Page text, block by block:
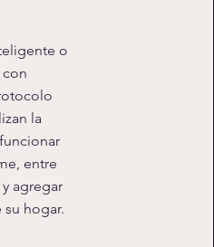
o
la
entre
agregar
hogar.